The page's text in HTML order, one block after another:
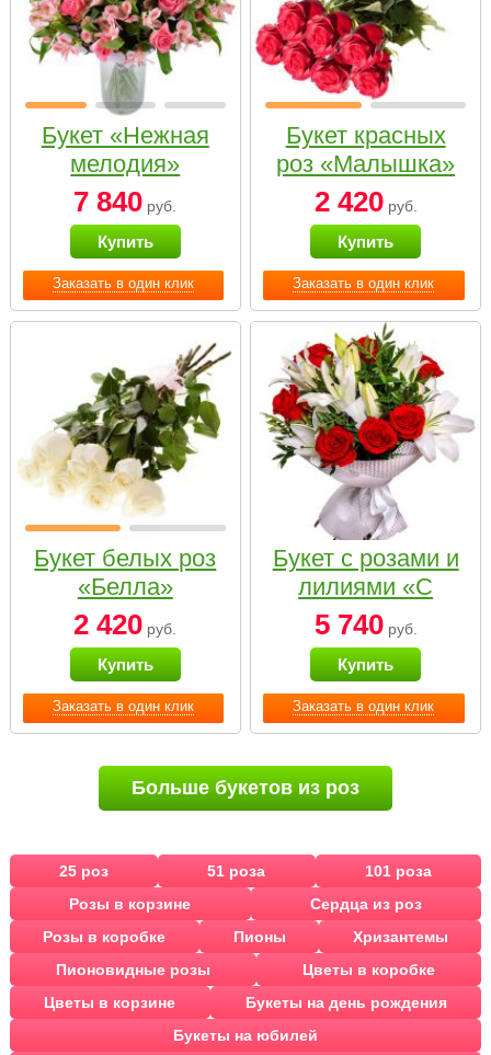
Заказать в один клик
Букет «Нежная
мелодия»
7 840 руб.
Купить
Заказать в один клик
Букет красных
роз «Малышка»
2 420руб.
Купить
Заказать в один клик
Букет белых роз
«Белла»
2 420 руб.
Купить
Заказать в один клик
Букет с розами и
лилиями «С
наилучшими
пожеланиями»
5 740руб.
Купить
Больше букетов из роз
25 роз 51 роза
101 роза
Розы в корзине
Сердца из роз
Розы в коробке
Пионы
Хризантемы
Пионовидные розы
Цветы в коробке
Цветы в корзине
Букеты на день рождения
Букеты на юбилей